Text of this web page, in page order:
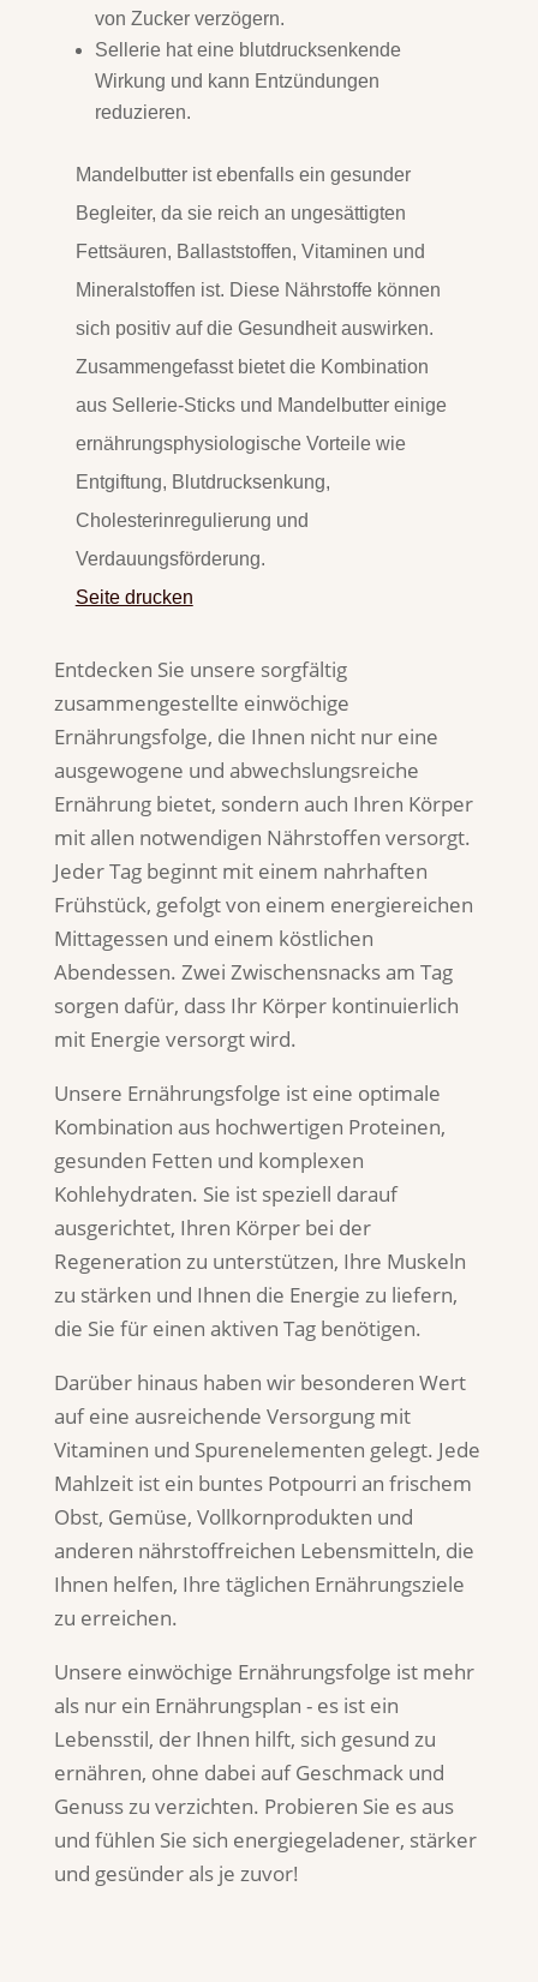
von Zucker verzögern.
Sellerie hat eine blutdrucksenkende
Wirkung und kann Entzündungen
reduzieren.
Mandelbutter ist ebenfalls ein gesunder
Begleiter, da sie reich an ungesättigten
Fettsäuren, Ballaststoffen, Vitaminen und
Mineralstoffen ist. Diese Nährstoffe können
sich positiv auf die Gesundheit auswirken.
Zusammengefasst bietet die Kombination
aus Sellerie-Sticks und Mandelbutter einige
ernährungsphysiologische Vorteile wie
Entgiftung, Blutdrucksenkung,
Cholesterinregulierung und
Verdauungsförderung.
Seite drucken
Entdecken Sie unsere sorgfältig
zusammengestellte einwöchige
Ernährungsfolge, die Ihnen nicht nur eine
ausgewogene und abwechslungsreiche
Ernährung bietet, sondern auch Ihren Körper
mit allen notwendigen Nährstoffen versorgt.
Jeder Tag beginnt mit einem nahrhaften
Frühstück, gefolgt von einem energiereichen
Mittagessen und einem köstlichen
Abendessen. Zwei Zwischensnacks am Tag
sorgen dafür, dass Ihr Körper kontinuierlich
mit Energie versorgt wird.
Unsere Ernährungsfolge ist eine optimale
Kombination aus hochwertigen Proteinen,
gesunden Fetten und komplexen
Kohlehydraten. Sie ist speziell darauf
ausgerichtet, Ihren Körper bei der
Regeneration zu unterstützen, Ihre Muskeln
zu stärken und Ihnen die Energie zu liefern,
die Sie für einen aktiven Tag benötigen.
Darüber hinaus haben wir besonderen Wert
auf eine ausreichende Versorgung mit
Vitaminen und Spurenelementen gelegt. Jede
Mahlzeit ist ein buntes Potpourri an frischem
Obst, Gemüse, Vollkornprodukten und
anderen nährstoffreichen Lebensmitteln, die
Ihnen helfen, Ihre täglichen Ernährungsziele
zu erreichen.
Unsere einwöchige Ernährungsfolge ist mehr
als nur ein Ernährungsplan - es ist ein
Lebensstil, der Ihnen hilft, sich gesund zu
ernähren, ohne dabei auf Geschmack und
Genuss zu verzichten. Probieren Sie es aus
und fühlen Sie sich energiegeladener, stärker
und gesünder als je zuvor!